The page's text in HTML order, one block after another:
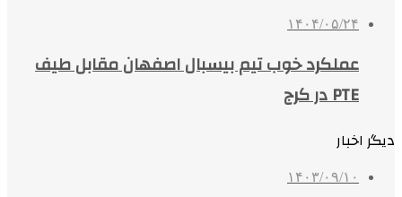
۱۴۰۴/۰۵/۲۴
عملکرد خوب تیم بیسبال اصفهان مقابل طیف
PTE در کرج
دیگر اخبار
۱۴۰۳/۰۹/۱۰